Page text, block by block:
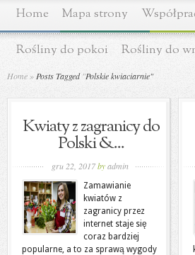
Home Mapa strony
Rośliny do pokoi Rośliny do
Home » Posts Tagged"Polskie kwiaciarnie"
Kwiaty z zagranicy do
Polski &...
gru 22, 2017by admin
Zamawianie
kwiatów z
zagranicy przez
internet staje się
coraz bardziej
popularne, a to za sprawą wygody